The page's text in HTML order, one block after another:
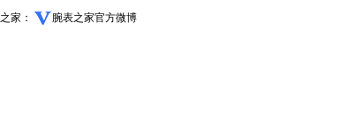
家： 腕表之家官方微博